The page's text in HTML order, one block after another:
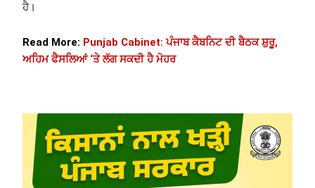
ਹੈ।
Read More: Punjab Cabinet: ਪੰਜਾਬ ਕੈਬਨਿਟ ਦੀ ਬੈਠਕ ਸ਼ੁਰੂ,
ਅਹਿਮ ਫੈਸਲਿਆਂ ‘ਤੇ ਲੱਗ ਸਕਦੀ ਹੈ ਮੋਹਰ